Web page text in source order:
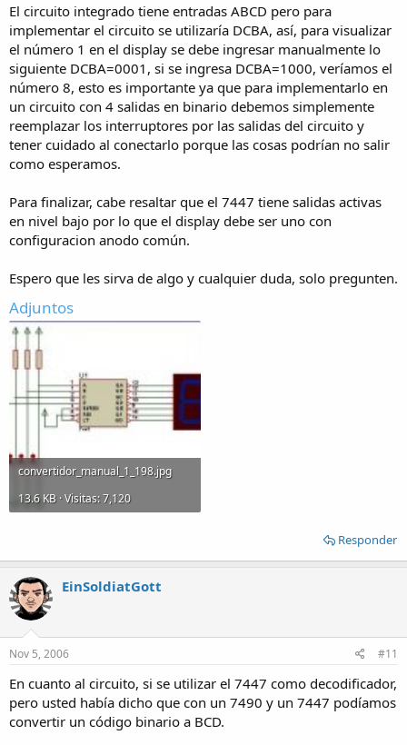
El circuito integrado tiene entradas ABCD pero para
implementar el circuito se utilizaría DCBA, así, para visualizar
el número 1 en el display se debe ingresar manualmente lo
siguiente DCBA=0001, si se ingresa DCBA=1000, veríamos el
número 8, esto es importante ya que para implementarlo en
un circuito con 4 salidas en binario debemos simplemente
reemplazar los interruptores por las salidas del circuito y
tener cuidado al conectarlo porque las cosas podrían no salir
como esperamos.
Para finalizar, cabe resaltar que el 7447 tiene salidas activas
en nivel bajo por lo que el display debe ser uno con
configuracion anodo común.
Espero que les sirva de algo y cualquier duda, solo pregunten.
Adjuntos
convertidor_manual_1_198.jpg
13.6 KB · Visitas: 7,120
Responder
EinSoldiatGott
Nov 5, 2006 #11
En cuanto al circuito, si se utilizar el 7447 como decodificador,
pero usted había dicho que con un 7490 y un 7447 podíamos
convertir un código binario a BCD.